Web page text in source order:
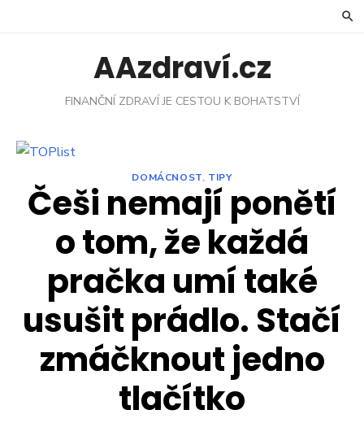
AAzdraví.cz
FINANČNÍ ZDRAVÍ JE CESTOU K BOHATSTVÍ
DOMÁCNOST, TIPY
Češi nemají ponětí
o tom, že každá
pračka umí také
usušit prádlo. Stačí
zmáčknout jedno
tlačítko